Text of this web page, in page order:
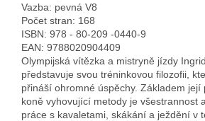
Vazba: pevná V8
Počet stran: 168
ISBN: 978 - 80-209 -0440-9
EAN: 9788020904409
Olympijská vítězka a mistryně jízdy
představuje svou tréninkovou filozofii,
přináší ohromné úspěchy. Základem její
koně vyhovující metody je všestrannost
práce s kavaletami, skákání a ježdění v